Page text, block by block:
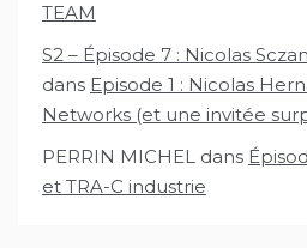
TEAM
S2 – Épisode 7 : Nicolas
dans Episode 1 : Nicolas
Networks (et une invitée
PERRIN MICHEL dans
et TRA-C industrie